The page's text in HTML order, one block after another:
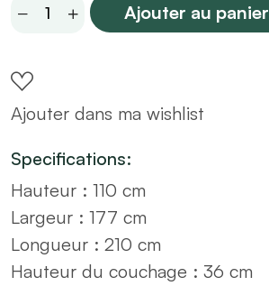
beige
160x200
sommier
à
latte
quantity
Ajouter au panier
Ajouter dans ma wishlist
Specifications:
Hauteur : 110 cm
Largeur : 177 cm
Longueur : 210 cm
Hauteur du couchage : 36 cm